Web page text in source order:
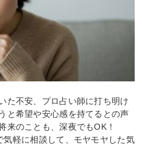
た不安、プロ占い師に打ち明け
と希望や安心感を持てるとの声
来のことも、深夜でもOK！
気軽に相談して、モヤモヤした気